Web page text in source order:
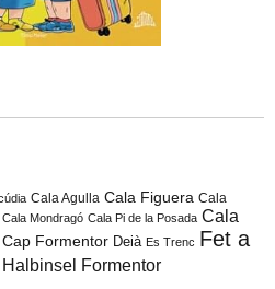
Cala Agulla Cala Figuera Cala
Cala Mondragó Cala Pi de la Posada Cala
Cap Formentor Deià Es Trenc Fet a
Halbinsel Formentor